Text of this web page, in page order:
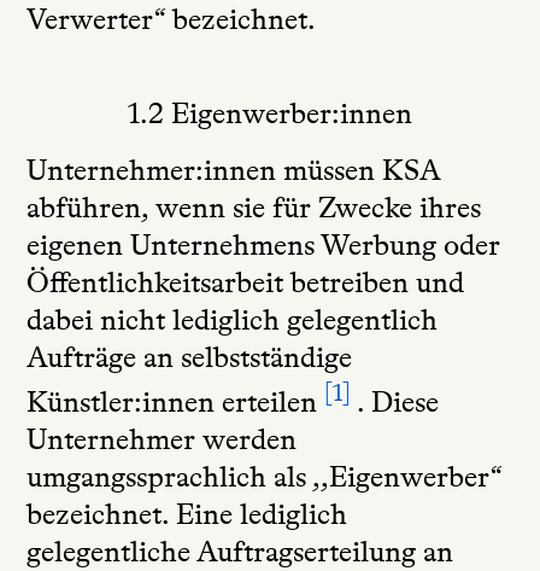
Verwerter“ bezeichnet.
1.2 Eigenwerber:innen
Unternehmer:innen müssen KSA
abführen, wenn sie für Zwecke ihres
eigenen Unternehmens Werbung oder
Öffentlichkeitsarbeit betreiben und
dabei nicht lediglich gelegentlich
Aufträge an selbstständige
Künstler:innen erteilen 1 . Diese
Unternehmer werden
umgangssprachlich als ,,Eigenwerber“
bezeichnet. Eine lediglich
gelegentliche Auftragserteilung an